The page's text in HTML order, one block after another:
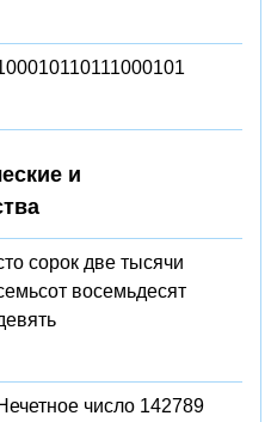
и
сорок две тысячи
восемьдесят
число 142789